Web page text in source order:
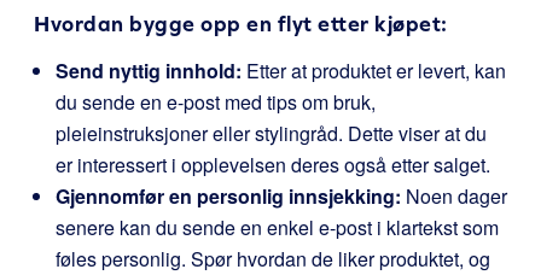
Hvordan bygge opp en flyt etter kjøpet:
Send nyttig innhold: Etter at produktet er levert, kan
du sende en e-post med tips om bruk,
pleieinstruksjoner eller stylingråd. Dette viser at du
er interessert i opplevelsen deres også etter salget.
Gjennomfør en personlig innsjekking: Noen dager
senere kan du sende en enkel e-post i klartekst som
føles personlig. Spør hvordan de liker produktet, og